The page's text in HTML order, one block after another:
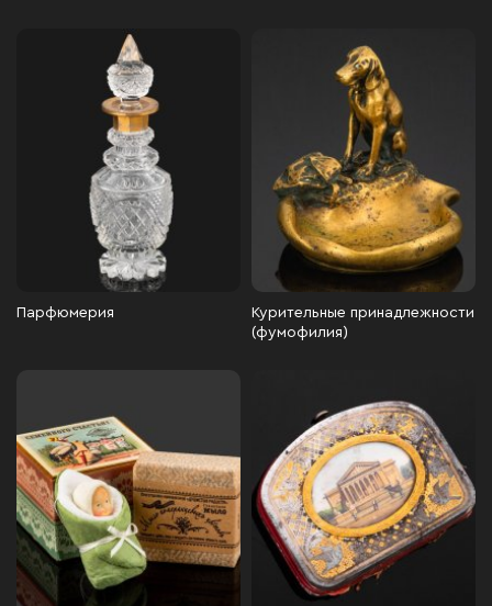
Парфюмерия
Курительные принадлежности
(фумофилия)